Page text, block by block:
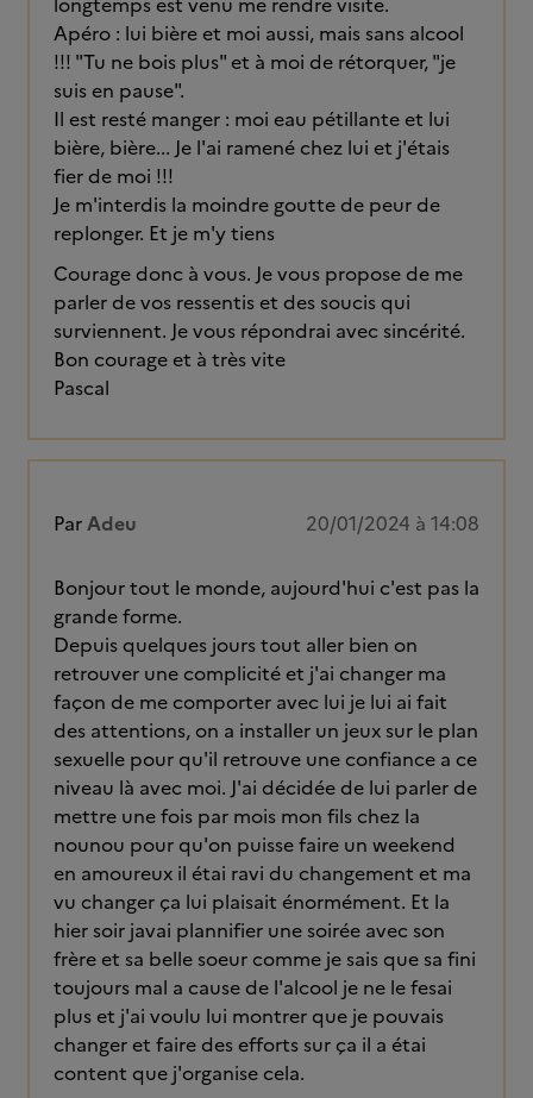
Apéro : lui bière et moi aussi, mais sans alcool
!!! "Tu ne bois plus" et à moi de rétorquer, "je
suis en pause".
Il est resté manger : moi eau pétillante et lui
bière, bière... Je l'ai ramené chez lui et j'étais
fier de moi !!!
Je m'interdis la moindre goutte de peur de
replonger. Et je m'y tiens
Courage donc à vous. Je vous propose de me
parler de vos ressentis et des soucis qui
surviennent. Je vous répondrai avec sincérité.
Bon courage et à très vite
Pascal
ParAdeu 20/01/2024 à 14:08
Bonjour tout le monde, aujourd'hui c'est pas la
grande forme.
Depuis quelques jours tout aller bien on
retrouver une complicité et j'ai changer ma
façon de me comporter avec lui je lui ai fait
des attentions, on a installer un jeux sur le plan
sexuelle pour qu'il retrouve une confiance a ce
niveau là avec moi. J'ai décidée de lui parler de
mettre une fois par mois mon fils chez la
nounou pour qu'on puisse faire un weekend
en amoureux il étai ravi du changement et ma
vu changer ça lui plaisait énormément. Et la
hier soir javai plannifier une soirée avec son
frère et sa belle soeur comme je sais que sa fini
toujours mal a cause de l'alcool je ne le fesai
plus et j'ai voulu lui montrer que je pouvais
changer et faire des efforts sur ça il a étai
content que j'organise cela.